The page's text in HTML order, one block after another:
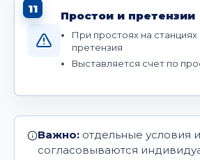
11
Простои и претензии
При простоях на
претензия
Выставляется счет по
Важно: отдельные условия
согласовываются